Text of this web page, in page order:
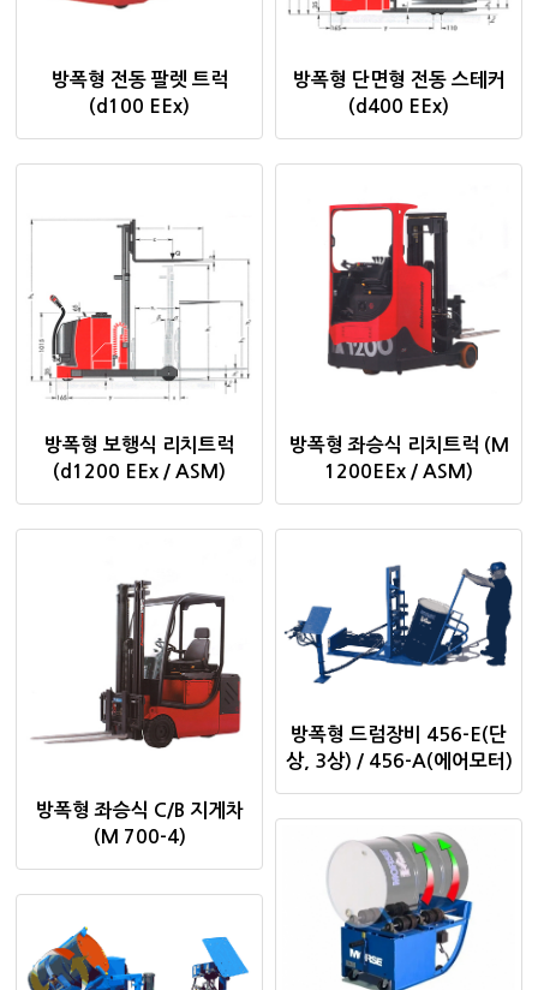
방폭형 전동 팔렛 트럭
(d100 EEx)
방폭형 단면형 전동 스테커
(d400 EEx)
방폭형 보행식 리치트럭
(d1200 EEx / ASM)
방폭형 좌승식 리치트럭 (M
1200EEx / ASM)
방폭형 좌승식 C/B 지게차
(M 700-4)
방폭형 드럼장비 456-E(단
상, 3상) / 456-A(에어모터)